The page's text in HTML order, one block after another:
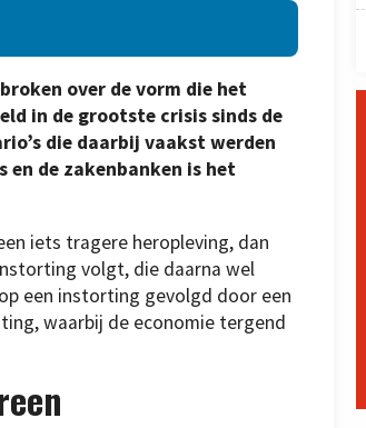
over de vorm die het
in de grootste crisis sinds de
die daarbij vaakst werden
en de zakenbanken is het
iets tragere heropleving, dan
volgt, die daarna wel
een instorting gevolgd door een
waarbij de economie tergend